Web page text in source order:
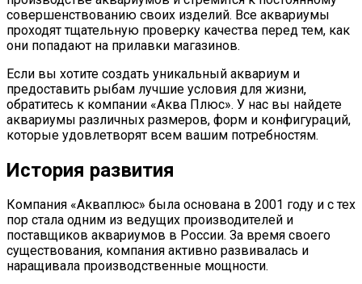
совершенствованию своих изделий. Все аквариумы
проходят тщательную проверку качества перед тем, как
они попадают на прилавки магазинов.
Если вы хотите создать уникальный аквариум и
предоставить рыбам лучшие условия для жизни,
обратитесь к компании «Аква Плюс». У нас вы найдете
аквариумы различных размеров, форм и конфигураций,
которые удовлетворят всем вашим потребностям.
История развития
Компания «Акваплюс» была основана в 2001 году и с тех
пор стала одним из ведущих производителей и
поставщиков аквариумов в России. За время своего
существования, компания активно развивалась и
наращивала производственные мощности.